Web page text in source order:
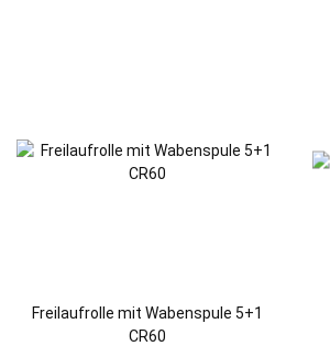
Freilaufrolle mit Wabenspule 5+1
CR60